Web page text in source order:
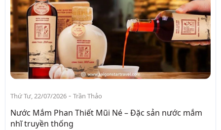
Thứ Tư, 22/07/2026 - Trần Thảo
Nước Mắm Phan Thiết Mũi Né – Đặc sản nước mắm
nhĩ truyền thống